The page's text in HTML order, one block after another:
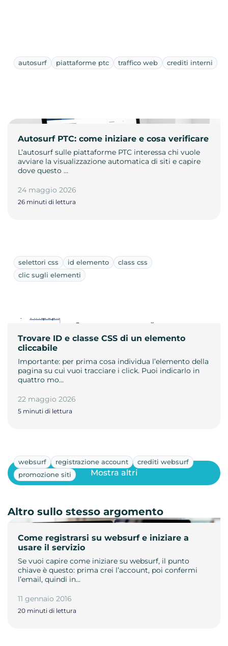
autosurf piattaforme ptc traffico web crediti interni
Autosurf PTC: come iniziare e cosa verificare
L’autosurf sulle piattaforme PTC interessa chi vuole
avviare la visualizzazione automatica di siti e capire
dove questo …
24 maggio 2026
26 minuti di lettura
selettori css id elemento
class css
clic sugli elementi
Trovare ID e classe CSS di un elemento
cliccabile
Importante: per prima cosa individua l’elemento della
pagina su cui vuoi tracciare i click. Puoi indicarlo in
quattro mo…
22 maggio 2026
5 minuti di lettura
websurf registrazione account
crediti websurf
promozione siti
Come registrarsi su websurf e iniziare a
usare il servizio
Se vuoi capire come iniziare su websurf, il punto
chiave è questo: prima crei l’account, poi confermi
l’email, quindi in…
11 gennaio 2016
20 minuti di lettura
Mostra altri
Altro sullo stesso argomento